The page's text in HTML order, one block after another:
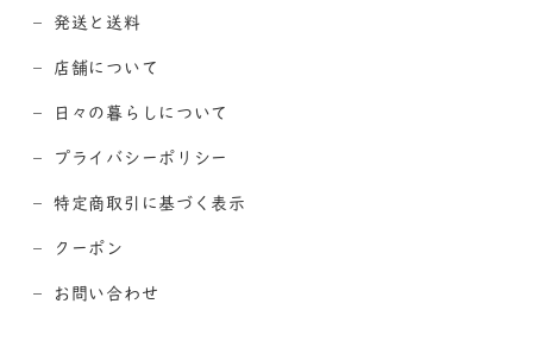
発送と送料
店舗について
日々の暮らしについて
プライバシーポリシー
特定商取引に基づく表示
クーポン
お問い合わせ